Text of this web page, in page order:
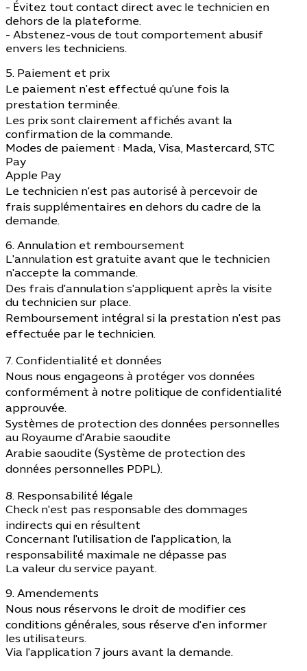
- Évitez tout contact direct avec le technicien en
dehors de la plateforme.
- Abstenez-vous de tout comportement abusif
envers les techniciens.
5. Paiement et prix
Le paiement n'est effectué qu'une fois la
prestation terminée.
Les prix sont clairement affichés avant la
confirmation de la commande.
Modes de paiement : Mada, Visa, Mastercard, STC
Pay
Apple Pay
Le technicien n'est pas autorisé à percevoir de
frais supplémentaires en dehors du cadre de la
demande.
6. Annulation et remboursement
L'annulation est gratuite avant que le technicien
n'accepte la commande.
Des frais d'annulation s'appliquent après la visite
du technicien sur place.
Remboursement intégral si la prestation n'est pas
effectuée par le technicien.
7. Confidentialité et données
Nous nous engageons à protéger vos données
conformément à notre politique de confidentialité
approuvée.
Systèmes de protection des données personnelles
au Royaume d'Arabie saoudite
Arabie saoudite (Système de protection des
données personnelles PDPL).
8. Responsabilité légale
Check n'est pas responsable des dommages
indirects qui en résultent
Concernant l'utilisation de l'application, la
responsabilité maximale ne dépasse pas
La valeur du service payant.
9. Amendements
Nous nous réservons le droit de modifier ces
conditions générales, sous réserve d'en informer
les utilisateurs.
Via l'application 7 jours avant la demande.